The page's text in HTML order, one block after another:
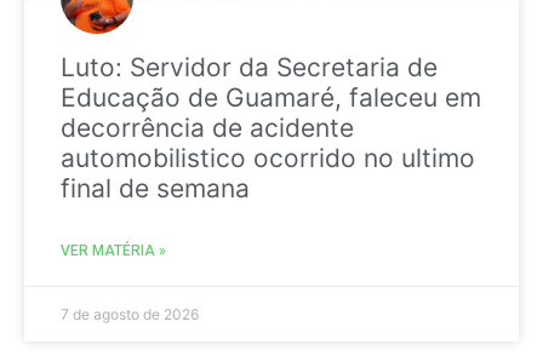
Luto: Servidor da Secretaria de
Educação de Guamaré, faleceu em
decorrência de acidente
automobilistico ocorrido no ultimo
final de semana
VER MATÉRIA »
7 de agosto de 2026